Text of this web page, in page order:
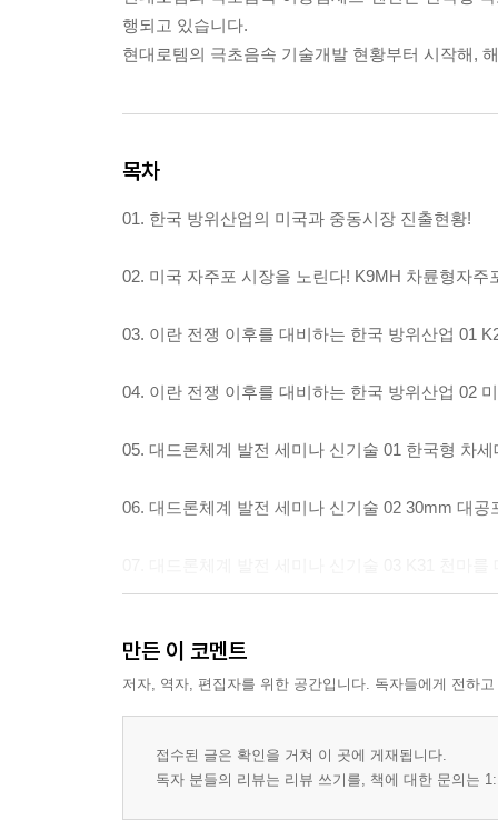
행되고 있습니다.
현대로템의 극초음속 기술개발 현황부터 시작해,
목차
01. 한국 방위산업의 미국과 중동시장 진출현황!
02. 미국 자주포 시장을 노린다! K9MH 차륜형자주
03. 이란 전쟁 이후를 대비하는 한국 방위산업 01
04. 이란 전쟁 이후를 대비하는 한국 방위산업 02
05. 대드론체계 발전 세미나 신기술 01 한국형 차
06. 대드론체계 발전 세미나 신기술 02 30mm 대
09. 북한 해군력의 진실은 무엇인가?! 02 북한 최현
만든 이 코멘트
저자, 역자, 편집자를 위한 공간입니다. 독자들에게 전하
접수된 글은 확인을 거쳐 이 곳에 게재됩니다.
독자 분들의 리뷰는 리뷰 쓰기를, 책에 대한 문의는